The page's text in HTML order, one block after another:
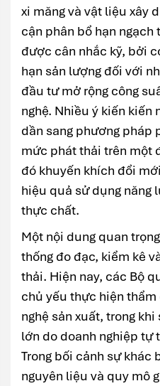
xi măng và vật liệu xây
cận phân bổ hạn
được cân nhắc kỹ, bởi
hạn sản lượng đối với
đầu tư mở rộng công
nghệ. Nhiều ý kiến kiến
dần sang phương pháp
mức phát thải trên một
đó khuyến khích đổi
hiệu quả sử dụng năng
thực chất.
Một nội dung quan
thống đo đạc, kiểm kê
thải. Hiện nay, các Bộ
chủ yếu thực hiện
nghệ sản xuất, trong
lớn do doanh nghiệp tự
Trong bối cảnh sự khác
nguyên liệu và quy mô